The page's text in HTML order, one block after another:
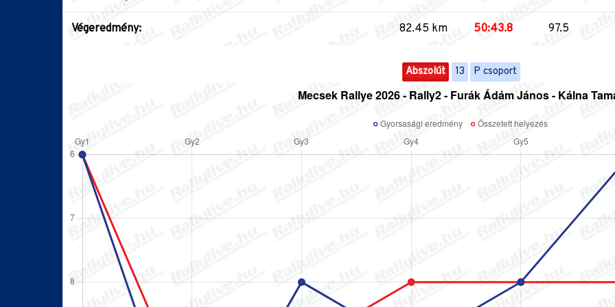
Végeredmény: 82.45 km 50:43.8 97.5
Abszolút 13 P csoport